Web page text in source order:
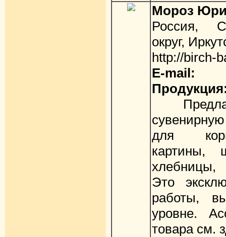
Мороз
Россия,
округ,
http://birch-
E-mail:
для
картины,
Это
работы,
уровне.
товара см.